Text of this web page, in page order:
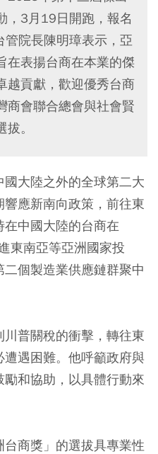
，3月19日開跑，報名
院長陳明璋表示，亞
在表揚台商在本業的傑
越貢獻，歡迎優秀台商
商會聯合總會與社會賢
。
大陸之外的全球第二大
應新南向政策，前往東
中國大陸的台商在
東南亞等亞洲國家投
個製造業供應鏈群聚中
普關稅的衝擊，轉往東
遇困難。他呼籲政府與
和協助，以具體行動來
商獎」的選拔具專業性